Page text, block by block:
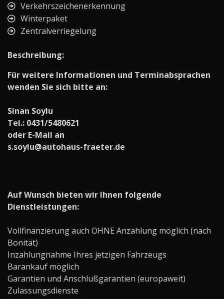
Verkehrszeichenerkennung
Winterpaket
Zentralverriegelung
Beschreibung:
Für weitere Informationen und Terminabsprachen
wenden Sie sich bitte an:
Sinan Soylu
Tel.: 0431/5480621
oder E-Mail an
s.soylu@autohaus-fraeter.de
Auf Wunsch bieten wir Ihnen folgende
Dienstleistungen:
Vollfinanzierung auch OHNE Anzahlung möglich (nach
Bonität)
Inzahlungnahme Ihres jetzigen Fahrzeugs
Barankauf möglich
Garantien und Anschlußgarantien (europaweit)
Zulassungsdienste